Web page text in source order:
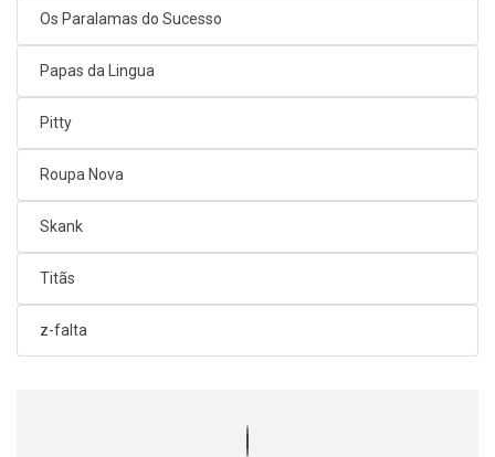
Os Paralamas do Sucesso
Papas da Lingua
Pitty
Roupa Nova
Skank
Titãs
z-falta